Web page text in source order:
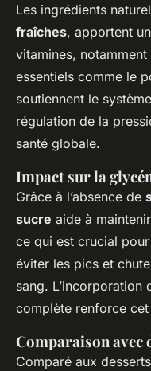
Les ingrédients
fraîches, apportent
vitamines,
essentiels comme le
soutiennent le
régulation de la
santé globale.
Impact sur la
Grâce à l’absence de
sucre aide à
ce qui est crucial
éviter les pics et
sang. L’incorporation
complète renforce
Comparaison avec
Comparé aux